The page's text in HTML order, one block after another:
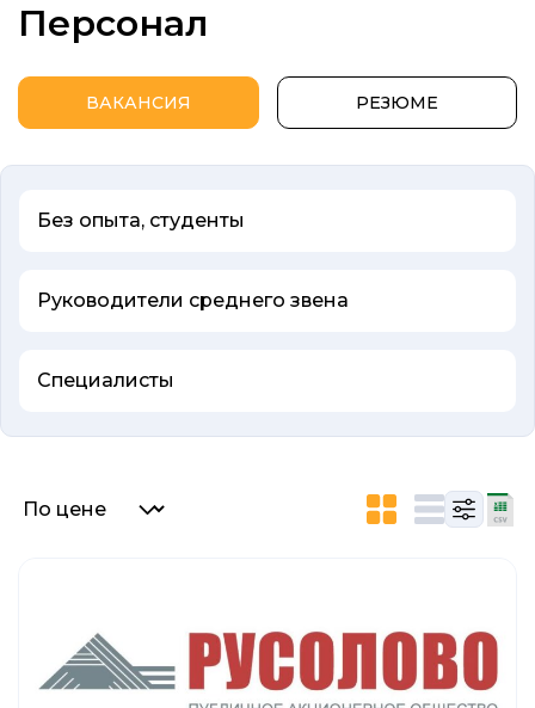
Объявления биржи
Персонал
ВАКАНСИЯ РЕЗЮМЕ
Без опыта, студенты
Руководители среднего звена
Специалисты
Список объявлений